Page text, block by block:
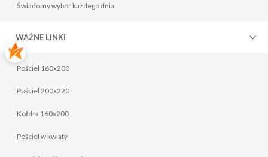
Świadomy wybór każdego dnia
WAŻNE LINKI
Pościel 160x200
Pościel 200x220
Kołdra 160x200
Pościel w kwiaty